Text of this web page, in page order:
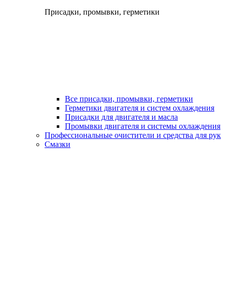
Присадки, промывки, герметики
Все присадки, промывки, герметики
Герметики двигателя и систем охлаждения
Присадки для двигателя и масла
Промывки двигателя и системы охлаждения
Профессиональные очистители и средства для рук
Смазки